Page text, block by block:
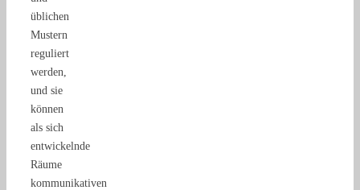
üblichen
Mustern
reguliert
werden,
und sie
können
als sich
entwickelnde
Räume
kommunikativen